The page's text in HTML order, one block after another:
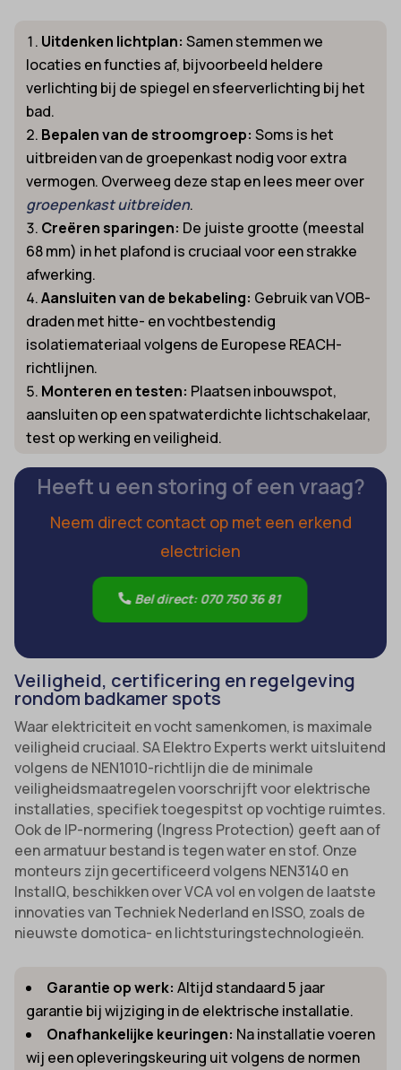
Uitdenken lichtplan: Samen stemmen we
locaties en functies af, bijvoorbeeld heldere
verlichting bij de spiegel en sfeerverlichting bij het
bad.
Bepalen van de stroomgroep: Soms is het
uitbreiden van de groepenkast nodig voor extra
vermogen. Overweeg deze stap en lees meer over
groepenkast uitbreiden.
Creëren sparingen: De juiste grootte (meestal
68 mm) in het plafond is cruciaal voor een strakke
afwerking.
Aansluiten van de bekabeling: Gebruik van VOB-
draden met hitte- en vochtbestendig
isolatiemateriaal volgens de Europese REACH-
richtlijnen.
Monteren en testen: Plaatsen inbouwspot,
aansluiten op een spatwaterdichte lichtschakelaar,
test op werking en veiligheid.
Heeft u een storing of een vraag?
Neem direct contact op met een erkend
electricien
Bel direct: 070 750 36 81
Veiligheid, certificering en regelgeving
rondom badkamer spots
Waar elektriciteit en vocht samenkomen, is maximale
veiligheid cruciaal. SA Elektro Experts werkt uitsluitend
volgens de NEN1010-richtlijn die de minimale
veiligheidsmaatregelen voorschrijft voor elektrische
installaties, specifiek toegespitst op vochtige ruimtes.
Ook de IP-normering (Ingress Protection) geeft aan of
een armatuur bestand is tegen water en stof. Onze
monteurs zijn gecertificeerd volgens NEN3140 en
InstallQ, beschikken over VCA vol en volgen de laatste
innovaties van Techniek Nederland en ISSO, zoals de
nieuwste domotica- en lichtsturingstechnologieën.
Garantie op werk: Altijd standaard 5 jaar
garantie bij wijziging in de elektrische installatie.
Onafhankelijke keuringen: Na installatie voeren
wij een opleveringskeuring uit volgens de normen